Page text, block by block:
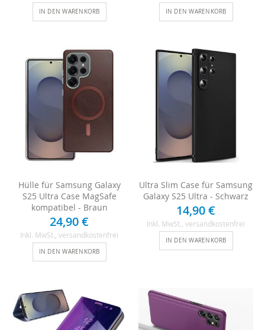
IN DEN WARENKORB IN DEN WARENKORB
Hülle für Samsung Galaxy
S25 Ultra Case MagSafe
kompatibel - Braun
24,90 €
Inkl. MwSt. , versandkostenfrei
IN DEN WARENKORB
Ultra Slim Case für Samsung
Galaxy S25 Ultra - Schwarz
14,90 €
Inkl. MwSt. , versandkostenfrei
IN DEN WARENKORB